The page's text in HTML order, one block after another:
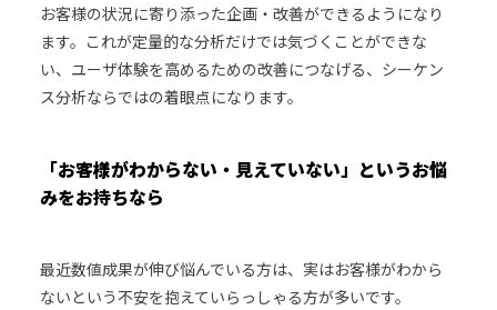
お客様の状況に寄り添った企画・改善ができるようになり
ます。これが定量的な分析だけでは気づくことができな
い、ユーザ体験を高めるための改善につなげる、シーケン
ス分析ならではの着眼点になります。
「お客様がわからない・見えていない」というお悩
みをお持ちなら
最近数値成果が伸び悩んでいる方は、実はお客様がわから
ないという不安を抱えていらっしゃる方が多いです。